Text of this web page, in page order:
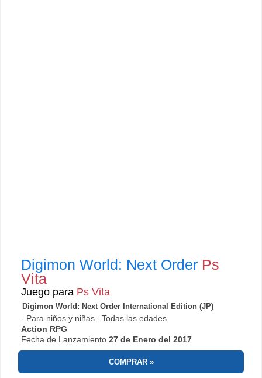
Digimon World: Next Order Ps
Vita
Juego para Ps Vita
Digimon World: Next Order International Edition (JP)
- Para niños y niñas . Todas las edades
Action RPG
Fecha de Lanzamiento 27 de Enero del 2017
COMPRAR